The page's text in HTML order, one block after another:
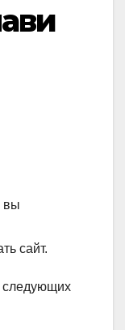
вы
сайт.
следующих